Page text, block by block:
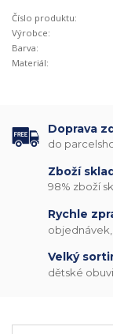
Číslo produktu:
Výrobce:
Barva:
Materiál:
Doprava
do
Zboží
98% zboží
Rychle
Velký
dětské